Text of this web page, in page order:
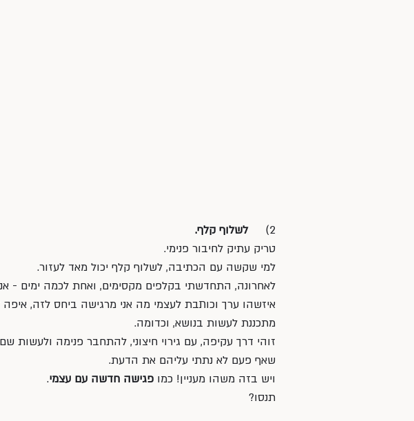
2)
לשלוף קלף.
טריק עתיק לחיבור פנימי.
למי שקשה עם הכתיבה, לשלוף קלף יכול מאד לעזור.
לאחרונה, התחדשתי בקלפים מקסימים, ואחת לכמה ימים -
איזשהו ערך וכותבת לעצמי מה אני מרגישה ביחס לזה,
מתכננת לעשות בנושא, וכדומה.
זוהי דרך עקיפה, עם גירוי חיצוני, להתחבר פנימה ולעשות
שאף פעם לא נתתי עליהם את הדעת.
ויש בזה משהו מעניין! כמו פגישה חדשה עם עצמי.
תנסו?